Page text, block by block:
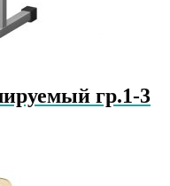
гр.1-3